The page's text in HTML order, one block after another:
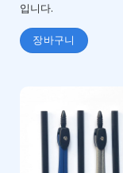
입니다.
장바구니